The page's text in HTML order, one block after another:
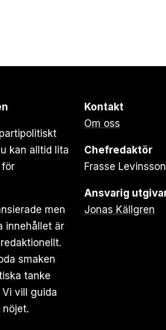
kan alltid lita
för
men
innehållet är
smaken
tanke
Vi vill guida
Kontakt
Om oss
Chefredaktör
Frasse Levinsson
Ansvarig
Jonas Källgren